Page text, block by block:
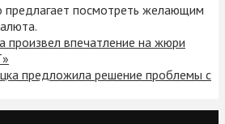
посмотреть желающим
произвел впечатление на жюри
предложила решение проблемы с